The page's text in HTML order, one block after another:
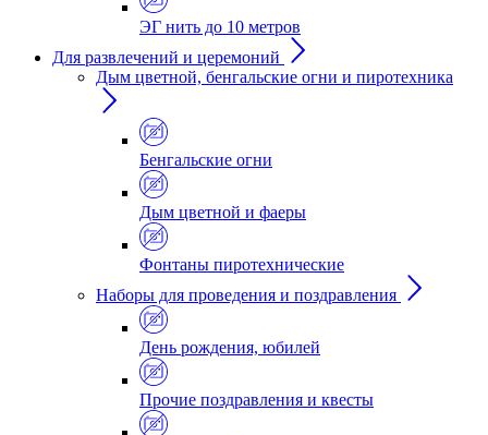
ЭГ нить до 10 метров
Для развлечений и церемоний
Дым цветной, бенгальские огни и пиротехника
Бенгальские огни
Дым цветной и фаеры
Фонтаны пиротехнические
Наборы для проведения и поздравления
День рождения, юбилей
Прочие поздравления и квесты